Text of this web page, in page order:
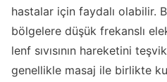
hastalar için faydalı olabilir.
bölgelere düşük frekanslı
lenf sıvısının hareketini
genellikle masaj ile birlikte